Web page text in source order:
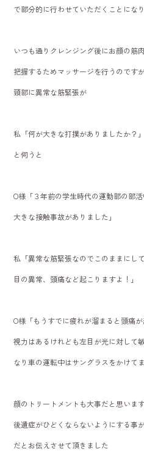
で部分的に行わせていただくことにな
いつも通りクレンジング後にお顔の筋
把握するためマッサージを行うのです
頸部に異常な筋緊張が
私「何が大きな打撲がありましたか？」
と伺うと
O様「３年前の学生時代の運動部の部
大きな接触事故がありました」
私「異常な筋緊張なのでこのままにし
目の異常、頭痛など起こりますよ！」
O様「もうすでに疲れが溜まると頭痛が
視力はあるけれども左目が光に対して
なり車の運転中はサングラスをかけてま
顔のトリートメントも大事だと思いま
後遺症がひどくならないようにする事
だとお伝えさせて頂きました